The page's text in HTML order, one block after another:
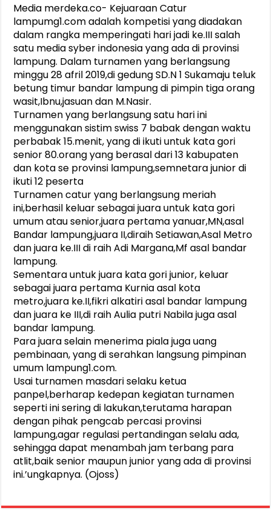
Media merdeka.co- Kejuaraan Catur
lampumg1.com adalah kompetisi yang diadakan
dalam rangka memperingati hari jadi ke.III salah
satu media syber indonesia yang ada di provinsi
lampung. Dalam turnamen yang berlangsung
minggu 28 afril 2019,di gedung SD.N 1 Sukamaju teluk
betung timur bandar lampung di pimpin tiga orang
wasit,Ibnu,jasuan dan M.Nasir.
Turnamen yang berlangsung satu hari ini
menggunakan sistim swiss 7 babak dengan waktu
perbabak 15.menit, yang di ikuti untuk kata gori
senior 80.orang yang berasal dari 13 kabupaten
dan kota se provinsi lampung,semnetara junior di
ikuti 12 peserta
Turnamen catur yang berlangsung meriah
ini,berhasil keluar sebagai juara untuk kata gori
umum atau senior,juara pertama yanuar,MN,asal
Bandar lampung,juara II,diraih Setiawan,Asal Metro
dan juara ke.III di raih Adi Margana,Mf asal bandar
lampung.
Sementara untuk juara kata gori junior, keluar
sebagai juara pertama Kurnia asal kota
metro,juara ke.II,fikri alkatiri asal bandar lampung
dan juara ke III,di raih Aulia putri Nabila juga asal
bandar lampung.
Para juara selain menerima piala juga uang
pembinaan, yang di serahkan langsung pimpinan
umum lampung1.com.
Usai turnamen masdari selaku ketua
panpel,berharap kedepan kegiatan turnamen
seperti ini sering di lakukan,terutama harapan
dengan pihak pengcab percasi provinsi
lampung,agar regulasi pertandingan selalu ada,
sehingga dapat menambah jam terbang para
atlit,baik senior maupun junior yang ada di provinsi
ini.’ungkapnya. (Ojoss)